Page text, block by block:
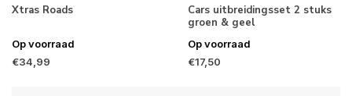
Xtras Roads
Op voorraad
€34,99
Cars uitbreidingsset 2 stuks
groen & geel
Op voorraad
€17,50